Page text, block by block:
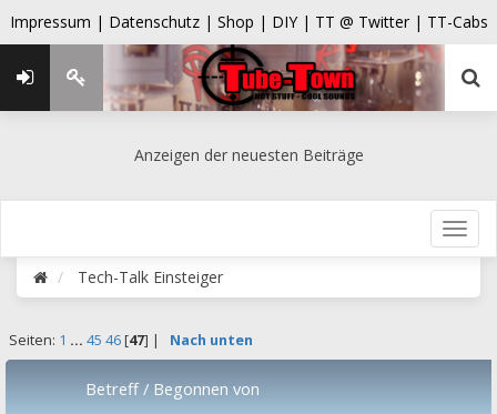
Impressum | Datenschutz | Shop | DIY | TT @ Twitter | TT-Cabs
Anzeigen der neuesten Beiträge
Tech-Talk Einsteiger
Seiten: 1 ... 45 46[47] | Nach unten
Betreff/ Begonnen von